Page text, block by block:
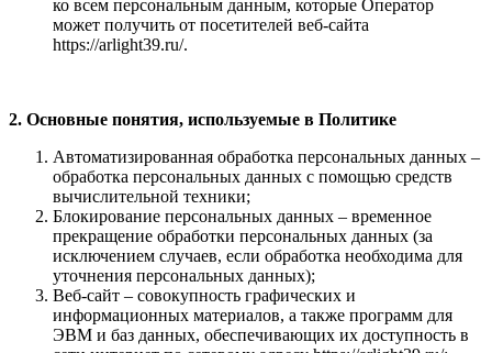
ко всем персональным данным, которые Оператор
может получить от посетителей веб-сайта
https://arlight39.ru/.
2. Основные понятия, используемые в Политике
Автоматизированная обработка персональных данных –
обработка персональных данных с помощью средств
вычислительной техники;
Блокирование персональных данных – временное
прекращение обработки персональных данных (за
исключением случаев, если обработка необходима для
уточнения персональных данных);
Веб-сайт – совокупность графических и
информационных материалов, а также программ для
ЭВМ и баз данных, обеспечивающих их доступность в